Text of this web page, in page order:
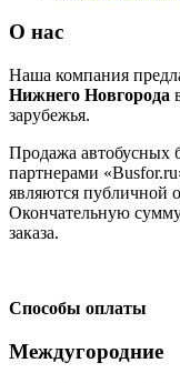
О нас
Наша компания
Нижнего Новгорода
зарубежья.
Продажа автобусных
партнерами
являются публичной
Окончательную
заказа.
Способы оплаты
Междугородние